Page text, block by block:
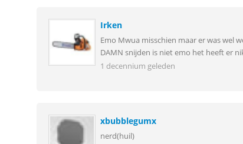
Irken
Emo Mwua misschien maar er was wel
DAMN snijden is niet emo het heeft er
1 decennium geleden
xbubblegumx
nerd(huil)